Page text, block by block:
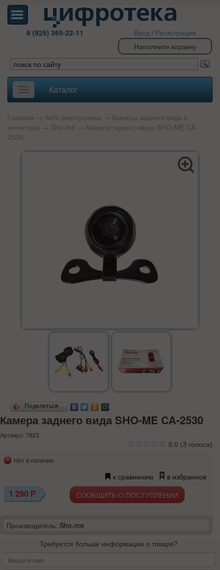
8 (925) 365-22-11 Вход / Регистрация
Наполните корзину
Toggle
navigation
Каталог
Главная → Авто электроника → Камеры заднего вида и
мониторы → Sho-me → Камера заднего вида SHO-ME CA-
2530
Поделиться…
Камера заднего вида SHO-ME CA-2530
Артикул: 7823
0.0 (3 голоса)
Нет в наличии
к сравнению в избранное
1 290 Р СООБЩИТЬ О ПОСТУПЛЕНИИ
Производитель: Sho-me
Требуется больше информации о товаре?